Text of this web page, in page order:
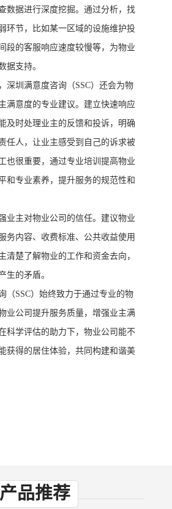
数据进行深度挖掘。通过分析，找
环节，比如某一区域的设施维护投
段的客服响应速度较慢等，为物业
据支持。
深圳满意度咨询（SSC）还会为物
满意度的专业建议。建立快速响应
及时处理业主的反馈和投诉，明确
任人，让业主感受到自己的诉求被
也很重要，通过专业培训提高物业
和专业素养，提升服务的规范性和
业主对物业公司的信任。建议物业
务内容、收费标准、公共收益使用
清楚了解物业的工作和资金去向，
生的矛盾。
（SSC）始终致力于通过专业的物
业公司提升服务质量，增强业主满
科学评估的助力下，物业公司能不
获得的居住体验，共同构建和谐美
产品推荐